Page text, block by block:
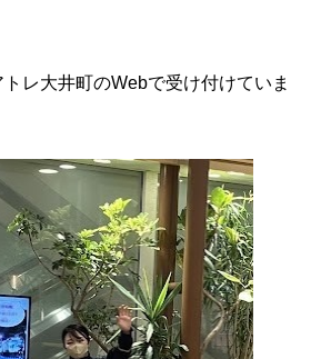
レ大井町のWebで受け付けていま